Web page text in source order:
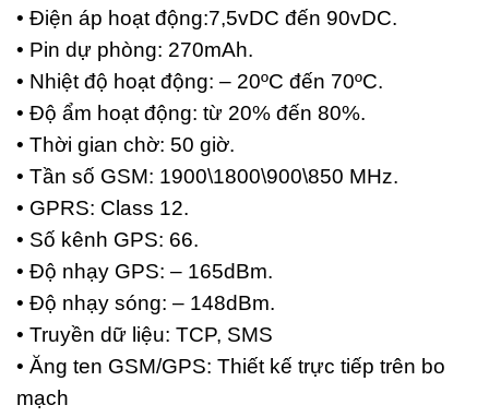
• Điện áp hoạt động:7,5vDC đến 90vDC.
• Pin dự phòng: 270mAh.
• Nhiệt độ hoạt động: – 20ºC đến 70ºC.
• Độ ẩm hoạt động: từ 20% đến 80%.
• Thời gian chờ: 50 giờ.
• Tần số GSM: 1900\1800\900\850 MHz.
• GPRS: Class 12.
• Số kênh GPS: 66.
• Độ nhạy GPS: – 165dBm.
• Độ nhạy sóng: – 148dBm.
• Truyền dữ liệu: TCP, SMS
• Ăng ten GSM/GPS: Thiết kế trực tiếp trên bo
mạch